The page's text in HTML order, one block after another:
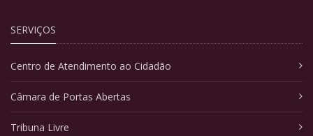
SERVIÇOS
Centro de Atendimento ao Cidadão
Câmara de Portas Abertas
Tribuna Livre